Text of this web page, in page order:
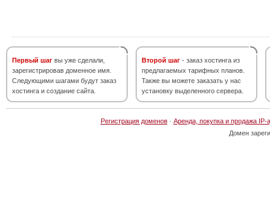
Первый шаг вы уже сделали,
зарегистрировав доменное имя.
Следующими шагами будут заказ
хостинга и создание сайта.
Второй шаг - заказ хостинга из
предлагаемых тарифных планов.
Также вы можете заказать у нас
установку выделенного сервера.
Регистрация доменов· Аренда, покупка и продажа IP-
Домен